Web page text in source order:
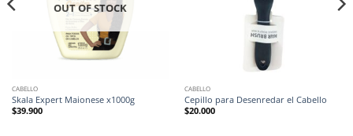
OUT OF STOCK
CABELLO
Skala Expert Maionese x1000g
$39.900
CABELLO
Cepillo para Desenredar el Cabello
$20.000